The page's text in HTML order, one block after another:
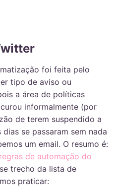
foi feita pelo
tipo de aviso ou
a área de políticas
informalmente (por
de terem suspendido a
se passaram sem nada
um email. O resumo é:
regras de automação do
trecho da lista de
praticar: